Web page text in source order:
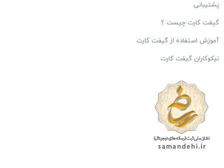
پشتیبانی
گیفت کارت چیست ؟
آموزش استفاده از گیفت کارت
نیکوکاران گیفت کارت